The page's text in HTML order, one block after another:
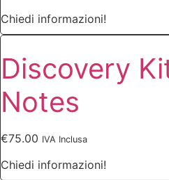
Chiedi informazioni!
Discovery
Notes
€75.00 IVA Inclusa
Chiedi informazioni!